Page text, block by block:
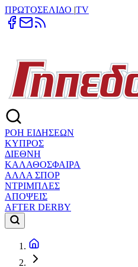
ΠΡΩΤΟΣΕΛΙΔΟ |TV
ΡΟΗ ΕΙΔΗΣΕΩΝ
ΚΥΠΡΟΣ
ΔΙΕΘΝΗ
ΚΑΛΑΘΟΣΦΑΙΡΑ
ΑΛΛΑ ΣΠΟΡ
ΝΤΡΙΜΠΛΕΣ
ΑΠΟΨΕΙΣ
AFTER DERBY